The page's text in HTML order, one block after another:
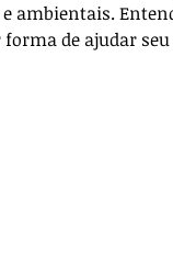
ambientais.
de ajudar